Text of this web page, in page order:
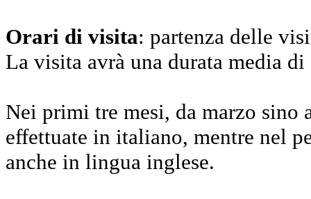
Orari di visita: partenza delle
La visita avrà una durata media
Nei primi tre mesi, da marzo
effettuate in italiano, mentre nel
anche in lingua inglese.